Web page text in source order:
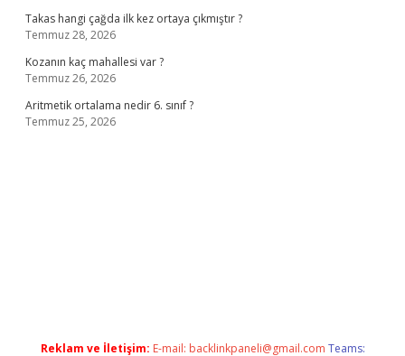
Takas hangi çağda ilk kez ortaya çıkmıştır ?
Temmuz 28, 2026
Kozanın kaç mahallesi var ?
Temmuz 26, 2026
Aritmetik ortalama nedir 6. sınıf ?
Temmuz 25, 2026
Reklam ve İletişim: E-mail: backlinkpaneli@gmail.com Teams: